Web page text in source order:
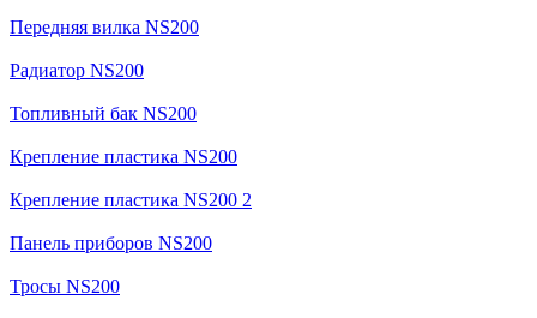
Передняя вилка NS200
Радиатор NS200
Топливный бак NS200
Крепление пластика NS200
Крепление пластика NS200 2
Панель приборов NS200
Тросы NS200